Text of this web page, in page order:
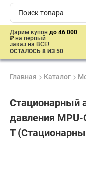
Дарим купон до 46 000
₽ на первый
заказ на ВСЕ!
ОСТАЛОСЬ 8 ИЗ 50
Главная Каталог
Стационарный
давления MPU-
T